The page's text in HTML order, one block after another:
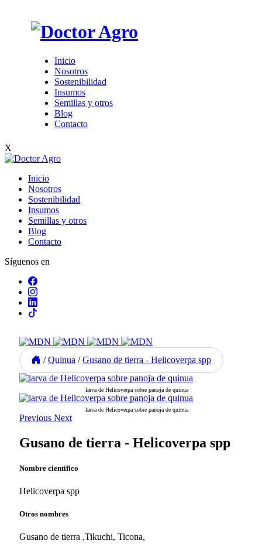
Inicio
Nosotros
Sostenibilidad
Insumos
Semillas y otros
Blog
Contacto
X
Inicio
Nosotros
Sostenibilidad
Insumos
Semillas y otros
Blog
Contacto
Síguenos en
/ Quinua / Gusano de tierra - Helicoverpa spp
larva de Helicoverpa sobre panoja de quinua
larva de Helicoverpa sobre panoja de quinua
Previous Next
Gusano de tierra - Helicoverpa spp
Nombre científico
Helicoverpa spp
Otros nombres
Gusano de tierra ,Tikuchi, Ticona,